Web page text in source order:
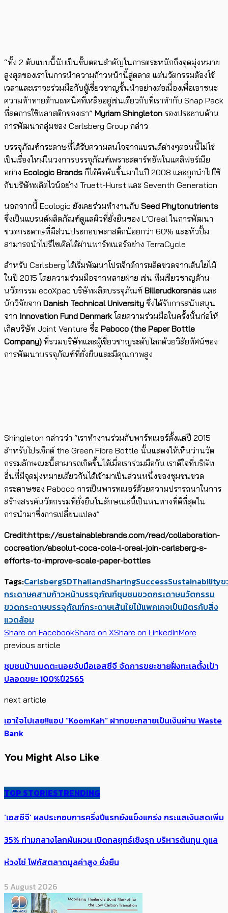
“ทั้ง 2 ต้นแบบนี้นับเป็นขั้นตอนสำคัญในการตระหนักถึงจุดมุ่งหมาย
สูงสุดของเราในการนำความก้าวหน้านี้สู่ตลาด แต่นวัตกรรมต้องใช้
เวลาและเราจะร่วมมือกับผู้เชี่ยวชาญชั้นนำอย่างต่อเนื่องเพื่อเอาชนะ
ความท้าทายด้านเทคนิคที่เหลืออยู่เช่นเดียวกับที่เราทำกับ Snap Pack
ที่ลดการใช้พลาสติกของเรา” Myriam Shingleton รองประธานด้าน
การพัฒนากลุ่มของ Carlsberg Group กล่าว
บรรจุภัณฑ์กระดาษที่ได้รับความสนใจจากแบรนด์ต่างๆตอนนี้ไม่ใช่
เป็นเรื่องใหม่ในวงการบรรจุภัณฑ์เพราะสตาร์ทอัพในแคลิฟอร์เนีย
อย่าง Ecologic Brands ก็ได้คิดค้นขึ้นมาในปี 2008 และภูกนำไปใช้
กับบริษัทผลิตไวน์อย่าง Truett-Hurst และ Seventh Generation
นอกจากนี้ Ecologic ยังเคยร่วมทำงานกับ Seed Phytonutrients
ซึ่งเป็นแบรนด์ผลิตภัณฑ์ดูแลผิวที่ยั่งยืนของ L’Oreal ในการพัฒนา
ขวดกระดาษที่มีส่วนประกอบพลาสติกน้อยกว่า 60% และหัวปั้ม
สามารถนำไปรีไซเคิลได้ผ่านพาร์ทเนอร์อย่าง TerraCycle
สำหรับ Carlsberg ได้เริ่มพัฒนาโปรเจ็กต์การผลิตขวดจากเส้นใยไม้
ในปี 2015 โดยความร่วมมือจากหลายฝ่าย เช่น ทีมเชียวชาญด้าน
นวัตกรรม ecoXpac บริษัทผลิตบรรจุภัณฑ์ Billerudkorsnäs และ
นักวิจัยจาก Danish Technical University ซึ่งได้รับการสนับสนุน
จาก Innovation Fund Denmarkโดยความร่วมมือในครั้งนั้นก่อให้
เกิดบริษัท Joint Venture ชื่อ Paboco (the Paper Bottle
Company) ที่รวมบริษัทและผู้เชี่ยวชาญระดับโลกด้วยวิสัยทัศน์ของ
การพัฒนาบรรจุภัณฑ์ที่ยั่งยืนและมีคุณภาพสูง
Shingleton กล่าวว่า “เราทำงานร่วมกับพาร์ทเนอร์ตั้งแต่ปี 2015
สำหรับโปรเจ็กต์ the Green Fibre Bottle นั้นแสดงให้เห็นว่านวัต
กรรมลักษณะนี้สามารถเกิดขึ้นได้เมื่อเราร่วมมือกัน เราดีใจที่บริษัท
อื่นที่มีจุดมุ่งหมายเดียวกันได้เข้ามาเป็นส่วนหนึ่งของชุมชนขวด
กระดาษของ Paboco การเป็นพารทเนอร์ด้วยความปรารถนาในการ
สร้างสรรค์นวัตกรรมที่ยั่งยืนในลักษณะนี้เป็นหนทางที่ดีที่สุดใน
การนำมาซึ่งการเปลี่ยนแปลง”
Credit:https://sustainablebrands.com/read/collaboration-
cocreation/absolut-coca-cola-l-oreal-join-carlsberg-s-
efforts-to-improve-scale-paper-bottles
Tags:CarlsbergSDThailandSharingSuccessSustainability
กระดาษคสามก้าวหน้าบรรจุภัณฑ์ชุมชนขวดกระดาษนวัตกรรม
ขวดกระดาษบรรจุภัณฑ์กระดาษเส้นใยไม้แพคเกจเป็นมิตรกับสิ่ง
แวดล้อม
Share on FacebookShare on XShare on LinkedInMore
previous article
ชุมชนบ้านมดตะนอยจับมือเอสซีจี จัดการขยะชายฝั่งทะเลตั้งเป้า
ปลอดขยะ 100%ปี2565
next article
เอาใจไปเลย!!แอป “KoomKah” ฝากขยะกลายเป็นเงินผ่าน Waste
Bank
You Might Also Like
TOP STORIESTRENDING
‘เอสซีจี’ ผลประกอบการครึ่งปีแรกยังแข็งแกร่ง กระแสเงินสดเพิ่ม
35% ท่ามกลางโลกผันผวน เปิดกลยุทธ์เชิงรุก บริหารต้นทุน ดูแล
ห่วงโซ่ โฟกัสตลาดมูลค่าสูง ยั่งยืน
5 August 2026